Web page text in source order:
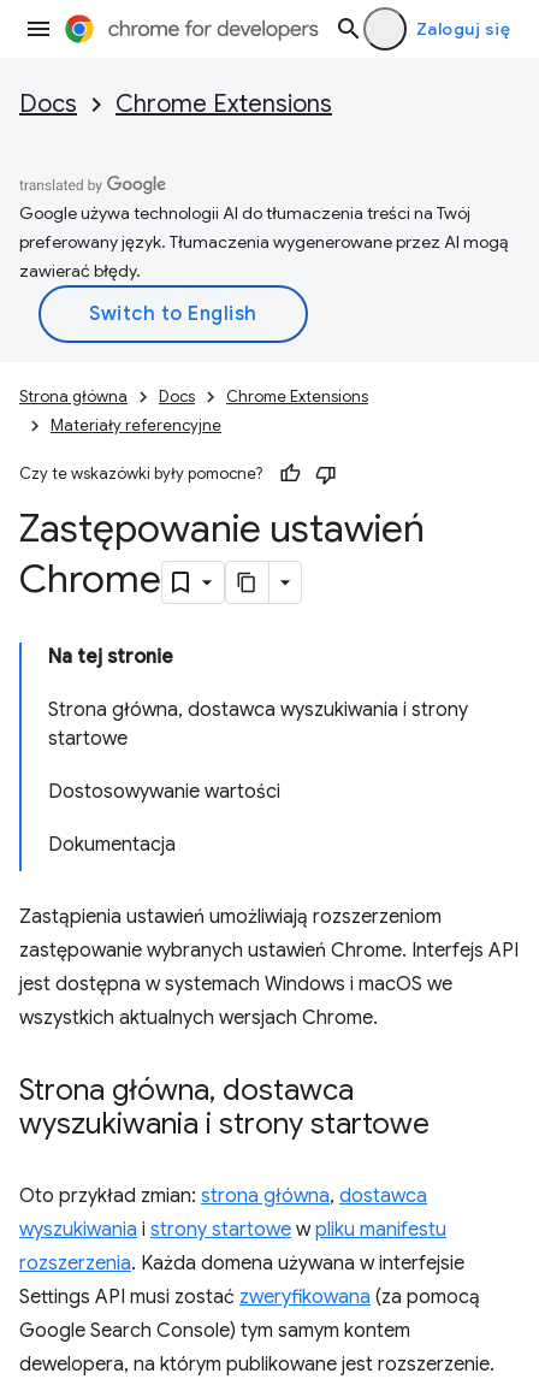
Zaloguj się
Docs Chrome Extensions
Google używa technologii AI do tłumaczenia treści na Twój
preferowany język. Tłumaczenia wygenerowane przez AI mogą
zawierać błędy.
Strona główna Docs
Chrome Extensions
Materiały referencyjne
Czy te wskazówki były pomocne?
Zastępowanie ustawień
Chrome
Na tej stronie
Strona główna, dostawca wyszukiwania i strony
startowe
Dostosowywanie wartości
Dokumentacja
Zastąpienia ustawień umożliwiają rozszerzeniom
zastępowanie wybranych ustawień Chrome. Interfejs API
jest dostępna w systemach Windows i macOS we
wszystkich aktualnych wersjach Chrome.
Strona główna, dostawca
wyszukiwania i strony startowe
Oto przykład zmian: strona główna, dostawca
wyszukiwania i strony startowe wpliku manifestu
rozszerzenia. Każda domena używana w interfejsie
Settings API musi zostać zweryfikowana (za pomocą
Google Search Console) tym samym kontem
dewelopera, na którym publikowane jest rozszerzenie.